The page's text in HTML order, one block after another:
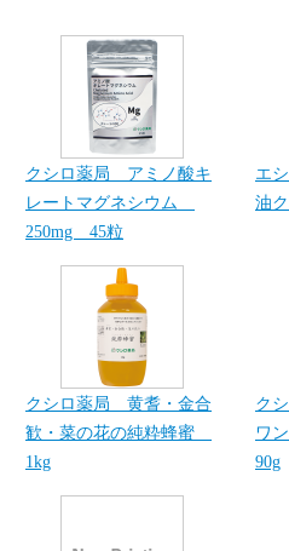
クシロ薬局 アミノ酸キ
レートマグネシウム
250mg 45粒
エ
油
クシロ薬局 黄耆・金合
歓・菜の花の純粋蜂蜜
1kg
ク
ワ
90g